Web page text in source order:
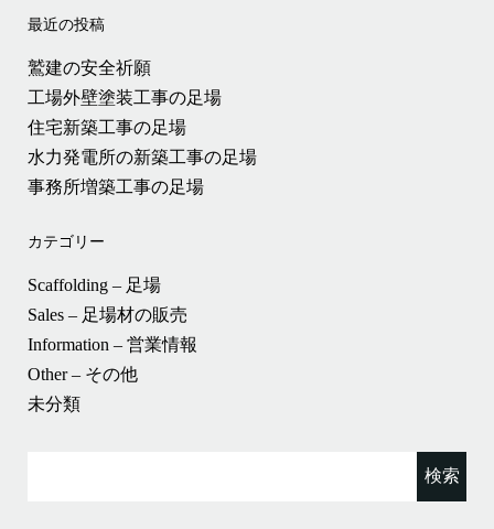
最近の投稿
鷲建の安全祈願
工場外壁塗装工事の足場
住宅新築工事の足場
水力発電所の新築工事の足場
事務所増築工事の足場
カテゴリー
Scaffolding – 足場
Sales – 足場材の販売
Information – 営業情報
Other – その他
未分類